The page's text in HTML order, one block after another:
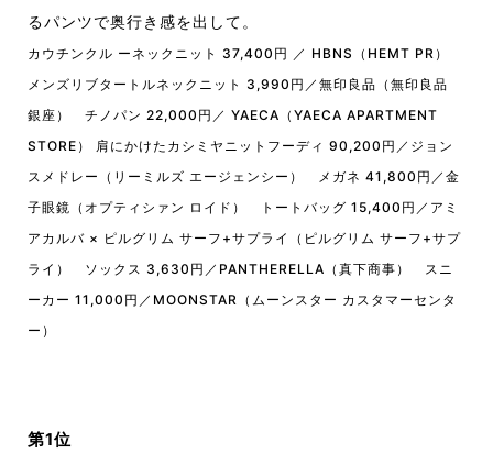
るパンツで奥行き感を出して。
カウチンクル ーネックニット 37,400円 ／ HBNS（HEMT PR）
メンズリブタートルネックニット 3,990円／無印良品（無印良品
銀座） チノパン 22,000円／ YAECA（YAECA APARTMENT
STORE） 肩にかけたカシミヤニットフーディ 90,200円／ジョン
スメドレー（リーミルズ エージェンシー） メガネ 41,800円／金
子眼鏡（オプティシァン ロイド） トートバッグ 15,400円／アミ
アカルバ × ピルグリム サーフ+サプライ（ピルグリム サーフ+サプ
ライ） ソックス 3,630円／PANTHERELLA（真下商事） スニ
ーカー 11,000円／MOONSTAR（ムーンスター カスタマーセンタ
ー）
第1位